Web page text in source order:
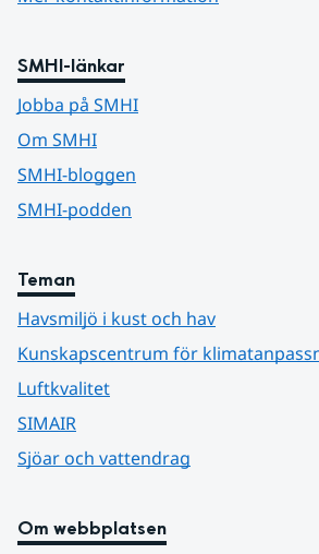
SMHI-länkar
Jobba på SMHI
Om SMHI
SMHI-bloggen
SMHI-podden
Teman
Havsmiljö i kust och hav
Kunskapscentrum för
Luftkvalitet
SIMAIR
Sjöar och vattendrag
Om webbplatsen